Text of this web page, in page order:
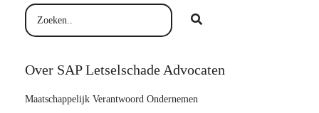
Over SAP Letselschade Advocaten
Maatschappelijk Verantwoord Ondernemen